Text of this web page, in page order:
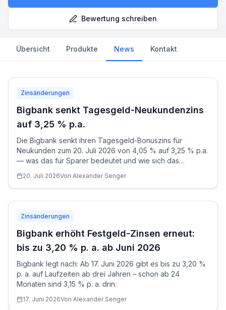
Bewertung schreiben
Übersicht Produkte News Kontakt
Zinsänderungen
Bigbank senkt Tagesgeld-Neukundenzins
auf 3,25 % p.a.
Die Bigbank senkt ihren Tagesgeld-Bonuszins für
Neukunden zum 20. Juli 2026 von 4,05 % auf 3,25 % p.a.
— was das für Sparer bedeutet und wie sich das
20. Juli 2026Von Alexander Senger
Zinsänderungen
Bigbank erhöht Festgeld-Zinsen erneut:
bis zu 3,20 % p. a. ab Juni 2026
Bigbank legt nach: Ab 17. Juni 2026 gibt es bis zu 3,20 %
p. a. auf Laufzeiten ab drei Jahren – schon ab 24
Monaten sind 3,15 % p. a. drin.
17. Juni 2026Von Alexander Senger